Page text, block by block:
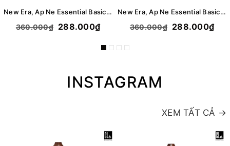
New Era, Ap Ne Essential Basic Logo Bear T-Shirt - Cream
360.000₫ 288.000₫
New Era, Ap Ne Essential Basic Logo Bear T-Shirt - Gray
360.000₫ 288.000₫
INSTAGRAM
XEM TẤT CẢ →